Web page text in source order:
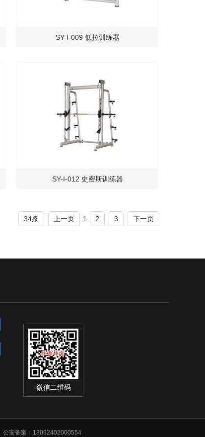
SY-I-009 低拉训练器
SY-I-012 史密斯训练器
34条 上一页 1 2 3 下一页
微信二维码
公安备案：13092402000554